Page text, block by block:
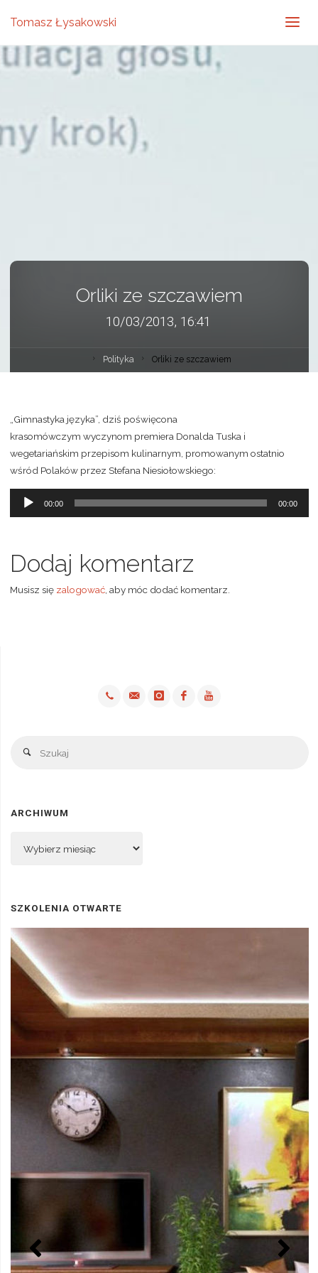
Tomasz Łysakowski
Orliki ze szczawiem
10/03/2013, 16:41
Polityka Orliki ze szczawiem
„Gimnastyka języka”, dziś poświęcona
krasomówczym wyczynom premiera Donalda Tuska i
wegetariańskim przepisom kulinarnym, promowanym ostatnio
wśród Polaków przez Stefana Niesiołowskiego:
Odtwarzacz
00:00 00:00
Dodaj komentarz
Musisz się zalogować, aby móc dodać komentarz.
Szukaj
ARCHIWUM
SZKOLENIA OTWARTE